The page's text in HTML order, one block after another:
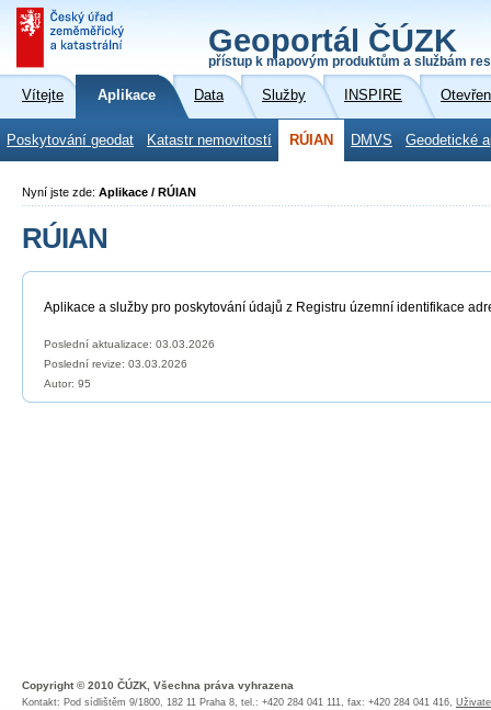
Geoportál ČÚZK
přístup k mapovým produktům a službám
Vítejte Aplikace Data Služby INSPIRE
Poskytování geodat Katastr nemovitostí RÚIAN DMVS Geodetické
Nyní jste zde: Aplikace / RÚIAN
RÚIAN
Aplikace a služby pro poskytování údajů z Registru územní identifikace
Poslední aktualizace: 03.03.2026
Poslední revize: 03.03.2026
Autor: 95
Copyright © 2010 ČÚZK, Všechna práva vyhrazena
Kontakt: Pod sídlištěm 9/1800, 182 11 Praha 8, tel.: +420 284 041 111, fax: +420 284 041 416,